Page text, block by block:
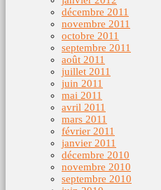
décembre 2011
novembre 2011
octobre 2011
septembre 2011
août 2011
juillet 2011
juin 2011
mai 2011
avril 2011
mars 2011
février 2011
janvier 2011
décembre 2010
novembre 2010
septembre 2010